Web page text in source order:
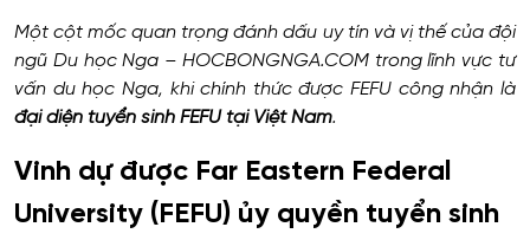
Một cột mốc quan trọng đánh dấu uy tín và vị thế của đội
ngũ Du học Nga – HOCBONGNGA.COM trong lĩnh vực tư
vấn du học Nga, khi chính thức được FEFU công nhận là
đại diện tuyển sinh FEFU tại Việt Nam.
Vinh dự được Far Eastern Federal
University (FEFU) ủy quyền tuyển sinh